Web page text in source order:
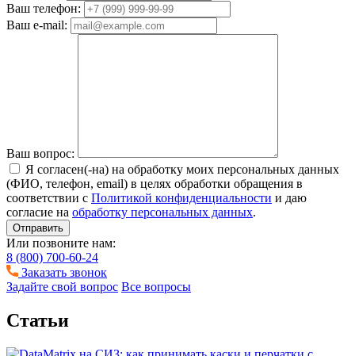
Ваш телефон:
Ваш e-mail:
Ваш вопрос:
Я согласен(-на) на обработку моих персональных данных
(ФИО, телефон, email) в целях обработки обращения в
соответствии с Политикой конфиденциальности и даю
согласие на обработку персональных данных.
Отправить
Или позвоните нам:
8 (800) 700-60-24
Заказать звонок
Задайте свой вопрос Все вопросы
Статьи